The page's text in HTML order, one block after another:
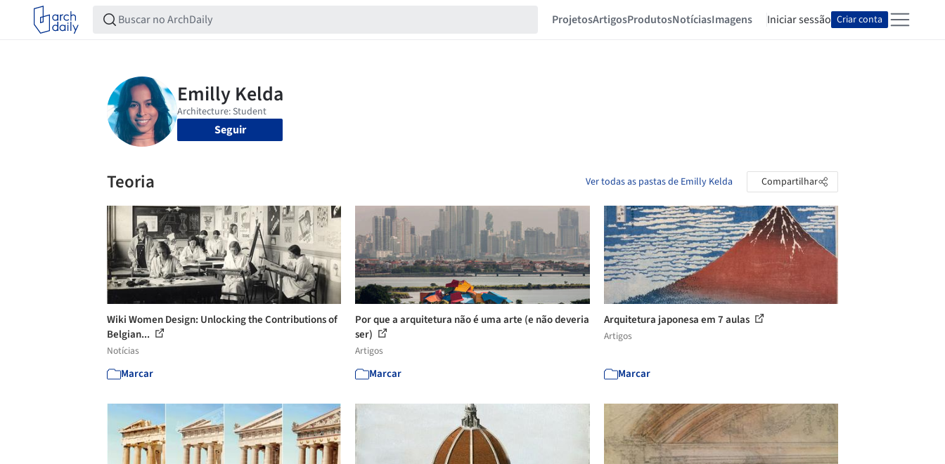
ProjetosArtigosProdutosNotíciasImagens Iniciar sessão Criar conta
Seguir
Teoria Ver todas as pastas de Emilly Kelda Compartilhar
Wiki Women Design: Unlocking the Contributions of
Belgian...
Notícias
Marcar
Por que a arquitetura não é uma arte (e não deveria
ser)
Artigos
Marcar
Arquitetura japonesa em 7 aulas
Artigos
Marcar